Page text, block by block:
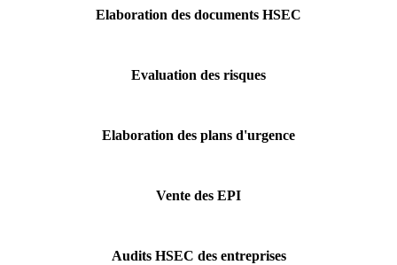
Elaboration des documents HSEC
Evaluation des risques
Elaboration des plans d'urgence
Vente des EPI
Audits HSEC des entreprises